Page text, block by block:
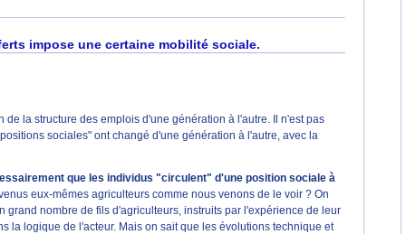
impose une certaine mobilité sociale.
la structure des emplois d'une génération à l'autre. Il n'est pas
sociales" ont changé d'une génération à l'autre, avec la
que les individus "circulent" d'une position sociale à
eux-mêmes agriculteurs comme nous venons de le voir ? On
nombre de fils d'agriculteurs, instruits par l'expérience de leur
la logique de l'acteur. Mais on sait que les évolutions technique et